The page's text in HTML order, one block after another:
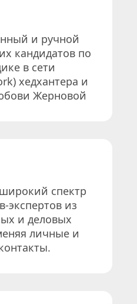
и ручной
кандидатов по
в сети
хедхантера и
Жерновой
спектр
экспертов из
и деловых
личные и